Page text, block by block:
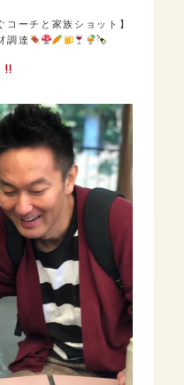
コーチと家族ショット】
調達